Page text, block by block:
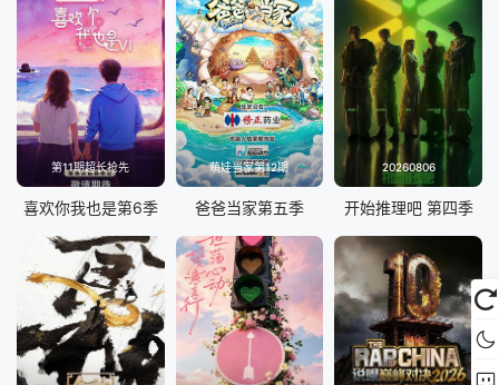
第11期超长抢先
喜欢你我也是第6季
萌娃当家第12期
爸爸当家第五季
20260806
开始推理吧 第四季